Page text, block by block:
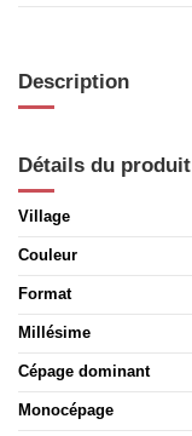
Description
Détails du produit
Village
Couleur
Format
Millésime
Cépage dominant
Monocépage